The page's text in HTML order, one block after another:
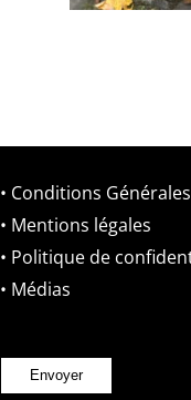
• Conditions
• Mentions légales
• Politique de
• Médias
Envoyer